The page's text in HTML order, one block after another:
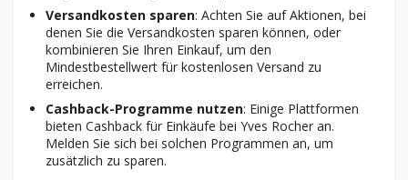
Versandkosten sparen: Achten Sie auf Aktionen, bei
denen Sie die Versandkosten sparen können, oder
kombinieren Sie Ihren Einkauf, um den
Mindestbestellwert für kostenlosen Versand zu
erreichen.
Cashback-Programme nutzen: Einige Plattformen
bieten Cashback für Einkäufe bei Yves Rocher an.
Melden Sie sich bei solchen Programmen an, um
zusätzlich zu sparen.